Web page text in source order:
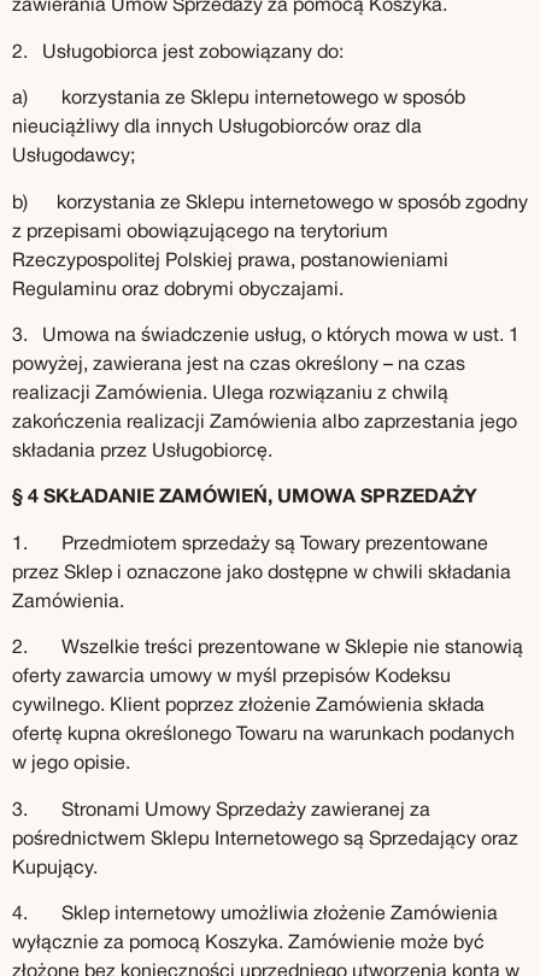
zawierania Umów Sprzedaży za pomocą Koszyka.
2. Usługobiorca jest zobowiązany do:
a) korzystania ze Sklepu internetowego w sposób
nieuciążliwy dla innych Usługobiorców oraz dla
Usługodawcy;
b) korzystania ze Sklepu internetowego w sposób zgodny
z przepisami obowiązującego na terytorium
Rzeczypospolitej Polskiej prawa, postanowieniami
Regulaminu oraz dobrymi obyczajami.
3. Umowa na świadczenie usług, o których mowa w ust. 1
powyżej, zawierana jest na czas określony – na czas
realizacji Zamówienia. Ulega rozwiązaniu z chwilą
zakończenia realizacji Zamówienia albo zaprzestania jego
składania przez Usługobiorcę.
§ 4 SKŁADANIE ZAMÓWIEŃ, UMOWA SPRZEDAŻY
1. Przedmiotem sprzedaży są Towary prezentowane
przez Sklep i oznaczone jako dostępne w chwili składania
Zamówienia.
2. Wszelkie treści prezentowane w Sklepie nie stanowią
oferty zawarcia umowy w myśl przepisów Kodeksu
cywilnego. Klient poprzez złożenie Zamówienia składa
ofertę kupna określonego Towaru na warunkach podanych
w jego opisie.
3. Stronami Umowy Sprzedaży zawieranej za
pośrednictwem Sklepu Internetowego są Sprzedający oraz
Kupujący.
4. Sklep internetowy umożliwia złożenie Zamówienia
wyłącznie za pomocą Koszyka. Zamówienie może być
złożone bez konieczności uprzedniego utworzenia konta w